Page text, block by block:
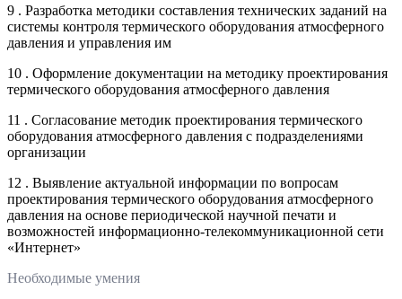
9 . Разработка методики составления технических заданий на
системы контроля термического оборудования атмосферного
давления и управления им
10 . Оформление документации на методику проектирования
термического оборудования атмосферного давления
11 . Согласование методик проектирования термического
оборудования атмосферного давления с подразделениями
организации
12 . Выявление актуальной информации по вопросам
проектирования термического оборудования атмосферного
давления на основе периодической научной печати и
возможностей информационно-телекоммуникационной сети
«Интернет»
Необходимые умения